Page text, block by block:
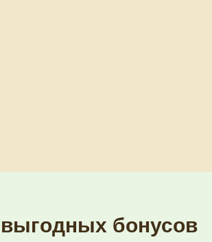
бонусов